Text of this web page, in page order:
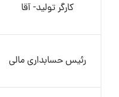
کارگر تولید- آقا
رئیس حسابداری مالی